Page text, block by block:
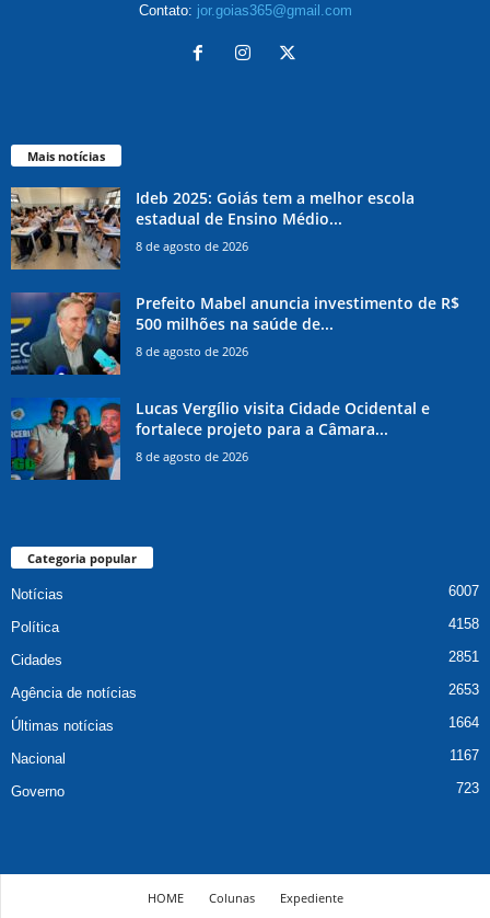
Contato: jor.goias365@gmail.com
Mais notícias
Ideb 2025: Goiás tem a melhor escola
estadual de Ensino Médio...
8 de agosto de 2026
Prefeito Mabel anuncia investimento de R$
500 milhões na saúde de...
8 de agosto de 2026
Lucas Vergílio visita Cidade Ocidental e
fortalece projeto para a Câmara...
8 de agosto de 2026
Categoria popular
Notícias 6007
Política 4158
Cidades 2851
Agência de notícias 2653
Últimas notícias 1664
Nacional 1167
Governo 723
HOME Colunas Expediente